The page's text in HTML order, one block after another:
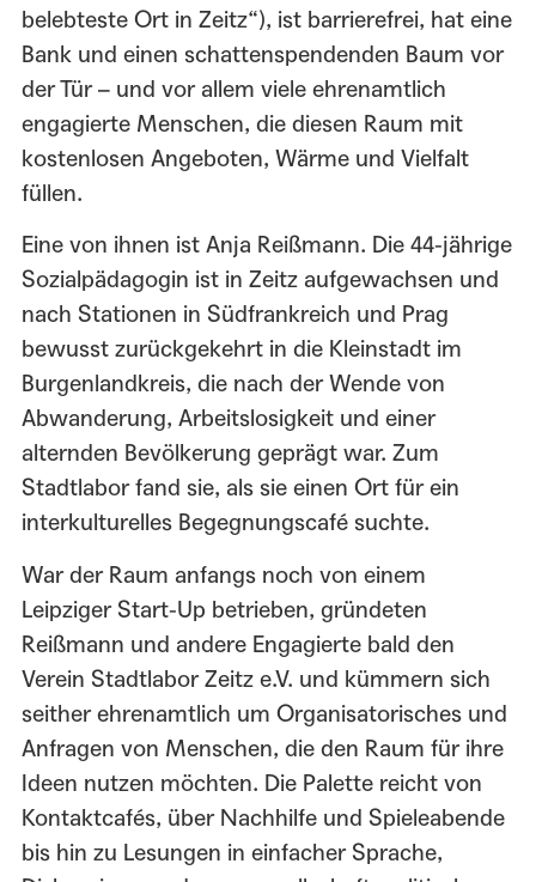
belebteste Ort in Zeitz“), ist barrierefrei, hat eine
Bank und einen schattenspendenden Baum vor
der Tür – und vor allem viele ehrenamtlich
engagierte Menschen, die diesen Raum mit
kostenlosen Angeboten, Wärme und Vielfalt
füllen.
Eine von ihnen ist Anja Reißmann. Die 44-jährige
Sozialpädagogin ist in Zeitz aufgewachsen und
nach Stationen in Südfrankreich und Prag
bewusst zurückgekehrt in die Kleinstadt im
Burgenlandkreis, die nach der Wende von
Abwanderung, Arbeitslosigkeit und einer
alternden Bevölkerung geprägt war. Zum
Stadtlabor fand sie, als sie einen Ort für ein
interkulturelles Begegnungscafé suchte.
War der Raum anfangs noch von einem
Leipziger Start-Up betrieben, gründeten
Reißmann und andere Engagierte bald den
Verein Stadtlabor Zeitz e.V. und kümmern sich
seither ehrenamtlich um Organisatorisches und
Anfragen von Menschen, die den Raum für ihre
Ideen nutzen möchten. Die Palette reicht von
Kontaktcafés, über Nachhilfe und Spieleabende
bis hin zu Lesungen in einfacher Sprache,